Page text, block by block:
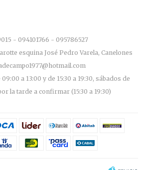
- 094101766 - 095786527
esquina José Pedro Varela, Canelones
a 13:00 y de 15:30 a 19:30, sábados de
la tarde a confirmar (15:30 a 19:30)